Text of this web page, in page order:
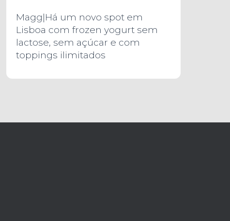
Magg|Há um novo spot em
Lisboa com frozen yogurt sem
lactose, sem açúcar e com
toppings ilimitados